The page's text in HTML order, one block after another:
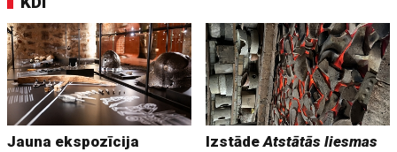
Jauna ekspozīcija
IzstādeAtstātās liesmas